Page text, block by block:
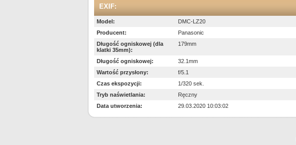
EXIF:
Model:
DMC-LZ20
Producent:
Panasonic
Długość ogniskowej (dla
klatki 35mm):
179mm
Długość ogniskowej:
32.1mm
Wartość przysłony:
f/5.1
Czas ekspozycji:
1/320 sek.
Tryb naświetlania:
Ręczny
Data utworzenia:
29.03.2020 10:03:02